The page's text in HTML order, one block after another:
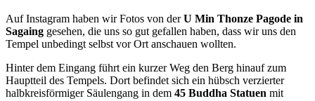
Auf Instagram haben wir Fotos von derU Min Thonze Pagode in
Sagaing gesehen, die uns so gut gefallen haben, dass wir uns den
Tempel unbedingt selbst vor Ort anschauen wollten.
Hinter dem Eingang führt ein kurzer Weg den Berg hinauf zum
Hauptteil des Tempels. Dort befindet sich ein hübsch verzierter
halbkreisförmiger Säulengang in dem 45 Buddha Statuen mit